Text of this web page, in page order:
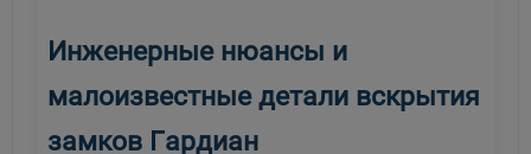
Инженерные нюансы и
малоизвестные детали вскрытия
замков Гардиан